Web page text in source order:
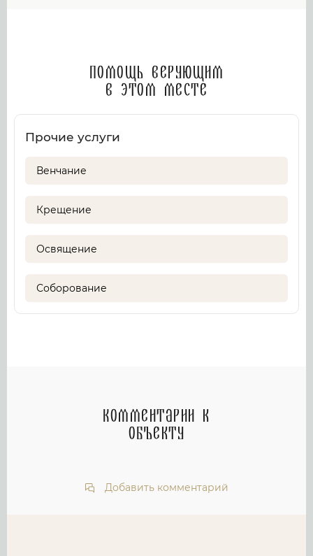
Помощь верующим
в этом месте
Прочие услуги
Венчание
Крещение
Освящение
Соборование
Комментарии к
объекту
Добавить комментарий